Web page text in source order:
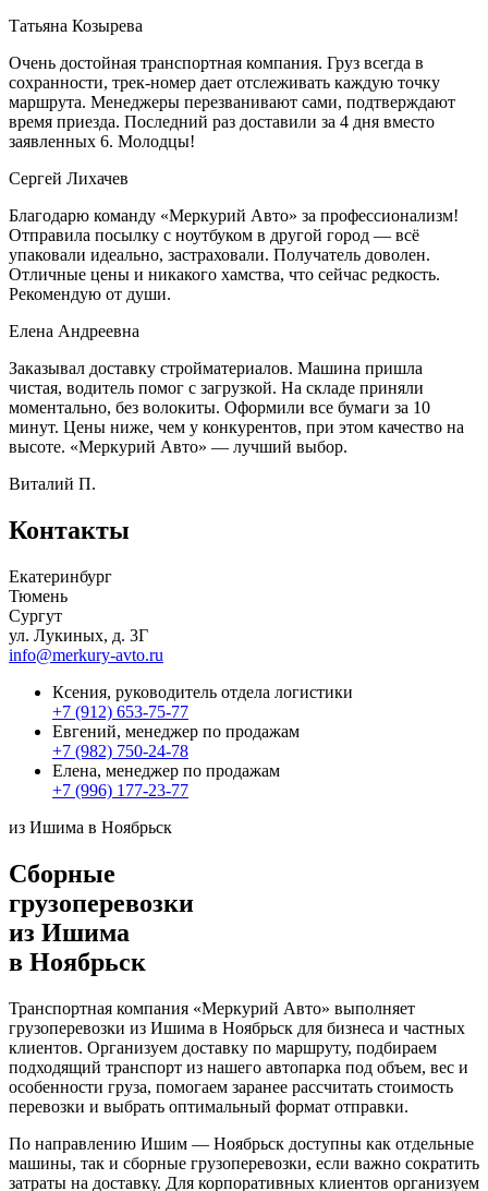
Татьяна Козырева
Очень достойная транспортная компания. Груз всегда в
сохранности, трек-номер дает отслеживать каждую точку
маршрута. Менеджеры перезванивают сами, подтверждают
время приезда. Последний раз доставили за 4 дня вместо
заявленных 6. Молодцы!
Сергей Лихачев
Благодарю команду «Меркурий Авто» за профессионализм!
Отправила посылку с ноутбуком в другой город — всё
упаковали идеально, застраховали. Получатель доволен.
Отличные цены и никакого хамства, что сейчас редкость.
Рекомендую от души.
Елена Андреевна
Заказывал доставку стройматериалов. Машина пришла
чистая, водитель помог с загрузкой. На складе приняли
моментально, без волокиты. Оформили все бумаги за 10
минут. Цены ниже, чем у конкурентов, при этом качество на
высоте. «Меркурий Авто» — лучший выбор.
Виталий П.
Контакты
Екатеринбург
Тюмень
Сургут
ул. Лукиных, д. 3Г
info@merkury-avto.ru
Ксения, руководитель отдела логистики
+7 (912) 653-75-77
Евгений, менеджер по продажам
+7 (982) 750-24-78
Елена, менеджер по продажам
+7 (996) 177-23-77
из Ишима в Ноябрьск
Сборные
грузоперевозки
из Ишима
в Ноябрьск
Транспортная компания «Меркурий Авто» выполняет
грузоперевозки из Ишима в Ноябрьск для бизнеса и частных
клиентов. Организуем доставку по маршруту, подбираем
подходящий транспорт из нашего автопарка под объем, вес и
особенности груза, помогаем заранее рассчитать стоимость
перевозки и выбрать оптимальный формат отправки.
По направлению Ишим — Ноябрьск доступны как отдельные
машины, так и сборные грузоперевозки, если важно сократить
затраты на доставку. Для корпоративных клиентов организуем